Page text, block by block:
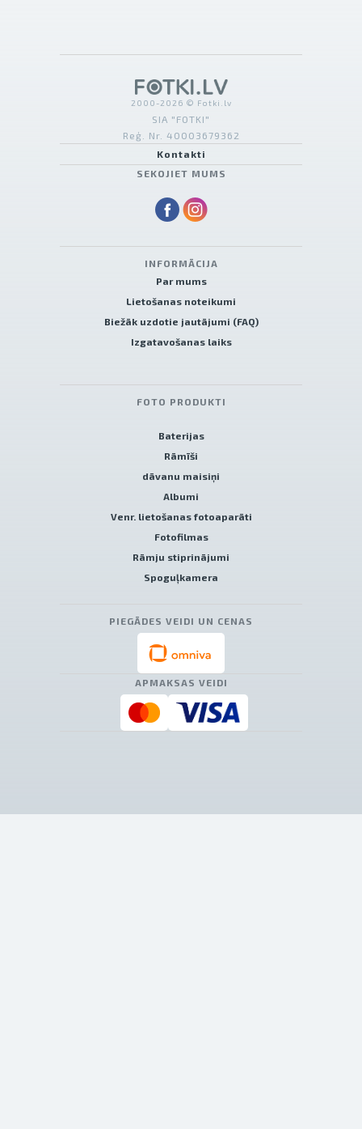
2000-2026 © Fotki.lv
SIA "FOTKI"
Reģ. Nr. 40003679362
Kontakti
SEKOJIET MUMS
INFORMĀCIJA
Par mums
Lietošanas noteikumi
Biežāk uzdotie jautājumi (FAQ)
Izgatavošanas laiks
FOTO PRODUKTI
Baterijas
Rāmīši
dāvanu maisiņi
Albumi
Venr. lietošanas fotoaparāti
Fotofilmas
Rāmju stiprinājumi
Spoguļkamera
PIEGĀDES VEIDI UN CENAS
APMAKSAS VEIDI